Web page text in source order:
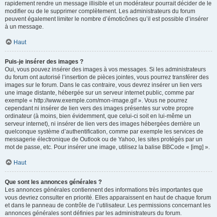
rapidement rendre un message illisible et un modérateur pourrait décider de le
modifier ou de le supprimer complètement. Les administrateurs du forum
peuvent également limiter le nombre d’émoticônes qu’il est possible d’insérer
à un message.
Haut
Puis-je insérer des images ?
Oui, vous pouvez insérer des images à vos messages. Si les administrateurs
du forum ont autorisé l’insertion de pièces jointes, vous pourrez transférer des
images sur le forum. Dans le cas contraire, vous devrez insérer un lien vers
une image distante, hébergée sur un serveur internet public, comme par
exemple « http://www.exemple.com/mon-image.gif ». Vous ne pourrez
cependant ni insérer de lien vers des images présentes sur votre propre
ordinateur (à moins, bien évidemment, que celui-ci soit en lui-même un
serveur internet), ni insérer de lien vers des images hébergées derrière un
quelconque système d’authentification, comme par exemple les services de
messagerie électronique de Outlook ou de Yahoo, les sites protégés par un
mot de passe, etc. Pour insérer une image, utilisez la balise BBCode « [img] ».
Haut
Que sont les annonces générales ?
Les annonces générales contiennent des informations très importantes que
vous devriez consulter en priorité. Elles apparaissent en haut de chaque forum
et dans le panneau de contrôle de l’utilisateur. Les permissions concernant les
annonces générales sont définies par les administrateurs du forum.